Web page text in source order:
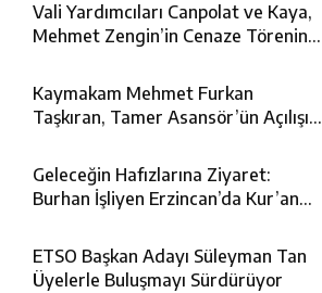
Vali Yardımcıları Canpolat ve Kaya,
Mehmet Zengin’in Cenaze Törenine
Kaymakam Mehmet Furkan
Taşkıran, Tamer Asansör’ün Açılışına
Geleceğin Hafızlarına Ziyaret:
Burhan İşliyen Erzincan’da Kur’an
ETSO Başkan Adayı Süleyman Tan
Üyelerle Buluşmayı Sürdürüyor